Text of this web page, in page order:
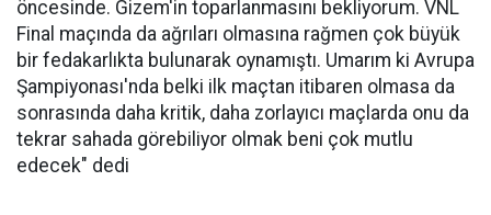
öncesinde. Gizem'in toparlanmasını bekliyorum. VNL
Final maçında da ağrıları olmasına rağmen çok büyük
bir fedakarlıkta bulunarak oynamıştı. Umarım ki Avrupa
Şampiyonası'nda belki ilk maçtan itibaren olmasa da
sonrasında daha kritik, daha zorlayıcı maçlarda onu da
tekrar sahada görebiliyor olmak beni çok mutlu
edecek" dedi